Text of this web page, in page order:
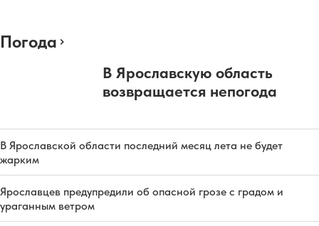
Погода
В Ярославскую область
возвращается непогода
В Ярославской области последний месяц лета не будет
жарким
Ярославцев предупредили об опасной грозе с градом и
ураганным ветром